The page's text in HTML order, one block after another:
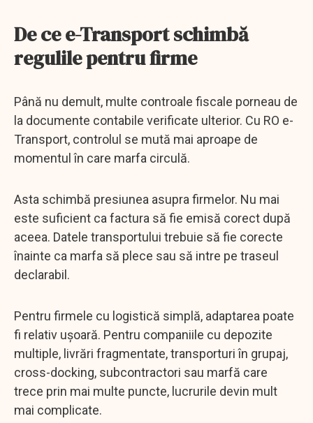
De ce e-Transport schimbă
regulile pentru firme
Până nu demult, multe controale fiscale porneau de
la documente contabile verificate ulterior. Cu RO e-
Transport, controlul se mută mai aproape de
momentul în care marfa circulă.
Asta schimbă presiunea asupra firmelor. Nu mai
este suficient ca factura să fie emisă corect după
aceea. Datele transportului trebuie să fie corecte
înainte ca marfa să plece sau să intre pe traseul
declarabil.
Pentru firmele cu logistică simplă, adaptarea poate
fi relativ ușoară. Pentru companiile cu depozite
multiple, livrări fragmentate, transporturi în grupaj,
cross-docking, subcontractori sau marfă care
trece prin mai multe puncte, lucrurile devin mult
mai complicate.